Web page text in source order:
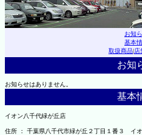
お知
基本
取扱商品|店
お知
お知らせはありません。
基本
イオン八千代緑が丘店
住所 ： 千葉県八千代市緑が丘２丁目１番３ イ